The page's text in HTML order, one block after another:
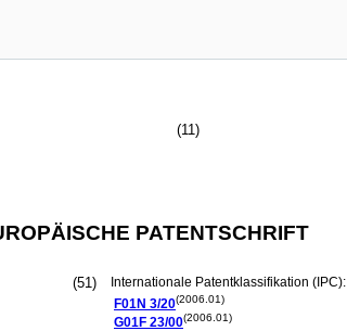
(11)
PATENTSCHRIFT
(51)
Internationale Patentklassifikation (IPC):
F01N 3/20(2006.01)
G01F 23/00(2006.01)